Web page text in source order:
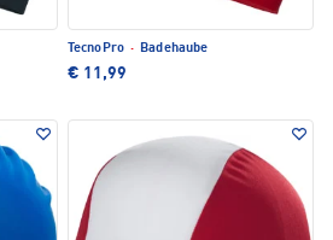
TecnoPro · Badehaube
€ 11,99